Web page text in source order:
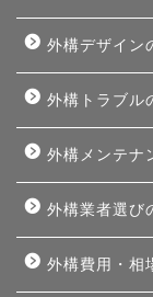
外構デザイン
外構トラブル
外構メンテナ
外構業者選び
外構費用・相